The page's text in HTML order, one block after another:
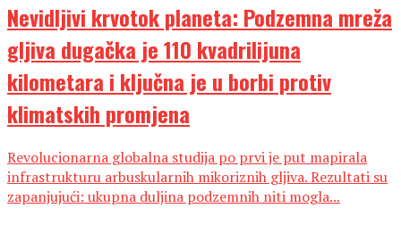
Nevidljivi krvotok planeta: Podzemna mreža
gljiva dugačka je 110 kvadrilijuna
kilometara i ključna je u borbi protiv
klimatskih promjena
Revolucionarna globalna studija po prvi je put mapirala
infrastrukturu arbuskularnih mikoriznih gljiva. Rezultati su
zapanjujući: ukupna duljina podzemnih niti mogla...